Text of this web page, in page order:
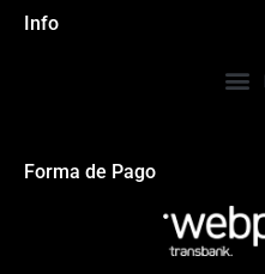
Info
Forma de Pago